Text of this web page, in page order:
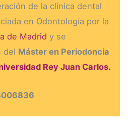
de la clínica dental
en Odontología por la
de Madrid y se
del Máster en Periodoncia
Rey Juan Carlos.